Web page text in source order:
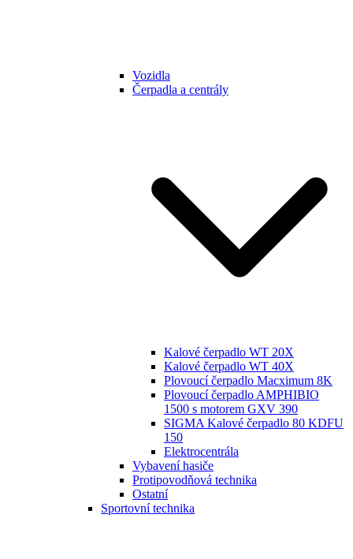
Vozidla
Čerpadla a centrály
Kalové čerpadlo WT 20X
Kalové čerpadlo WT 40X
Plovoucí čerpadlo Macximum 8K
Plovoucí čerpadlo AMPHIBIO
1500 s motorem GXV 390
SIGMA Kalové čerpadlo 80 KDFU
150
Elektrocentrála
Vybavení hasiče
Protipovodňová technika
Ostatní
Sportovní technika